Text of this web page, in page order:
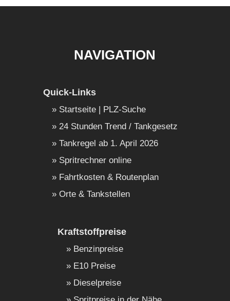
NAVIGATION
Quick-Links
Startseite | PLZ-Suche
24 Stunden Trend / Tankgesetz
Tankregel ab 1. April 2026
Spritrechner online
Fahrtkosten & Routenplan
Orte & Tankstellen
Kraftstoffpreise
Benzinpreise
E10 Preise
Dieselpreise